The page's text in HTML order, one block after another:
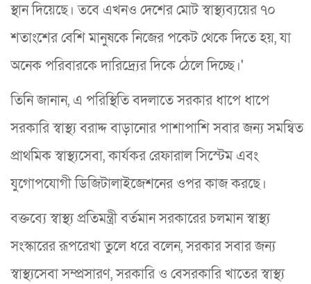
স্থান দিয়েছে। তবে এখনও দেশের মোট স্বাস্থ্যব্যয়ের ৭০
শতাংশের বেশি মানুষকে নিজের পকেট থেকে দিতে হয়, যা
অনেক পরিবারকে দারিদ্র্যের দিকে ঠেলে দিচ্ছে।'
তিনি জানান, এ পরিস্থিতি বদলাতে সরকার ধাপে ধাপে
সরকারি স্বাস্থ্য বরাদ্দ বাড়ানোর পাশাপাশি সবার জন্য সমন্বিত
প্রাথমিক স্বাস্থ্যসেবা, কার্যকর রেফারাল সিস্টেম এবং
যুগোপযোগী ডিজিটালাইজেশনের ওপর কাজ করছে।
বক্তব্যে স্বাস্থ্য প্রতিমন্ত্রী বর্তমান সরকারের চলমান স্বাস্থ্য
সংস্কারের রূপরেখা তুলে ধরে বলেন, সরকার সবার জন্য
স্বাস্থ্যসেবা সম্প্রসারণ, সরকারি ও বেসরকারি খাতের স্বাস্থ্য